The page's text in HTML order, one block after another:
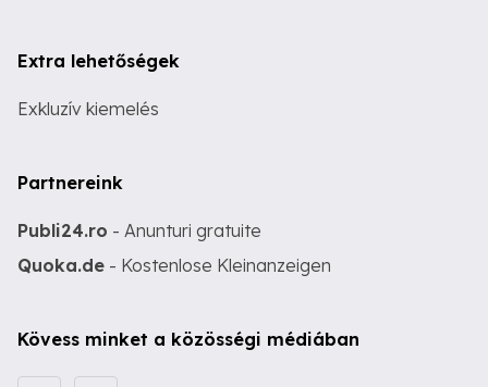
Extra lehetőségek
Exkluzív kiemelés
Partnereink
Publi24.ro - Anunturi gratuite
Quoka.de - Kostenlose Kleinanzeigen
Kövess minket a közösségi médiában